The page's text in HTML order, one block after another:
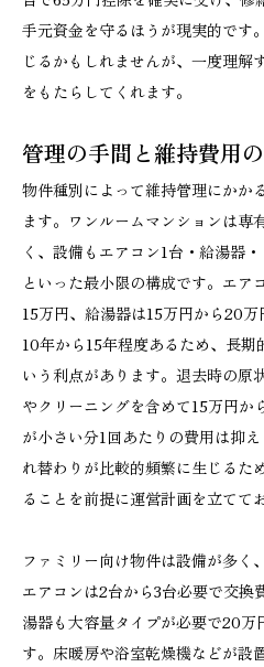
手元資金を守るほうが現実的です
じるかもしれませんが、一度理解
をもたらしてくれます。
管理の手間と維持費用
物件種別によって維持管理にかか
ます。ワンルームマンションは専
く、設備もエアコン1台・給湯器
といった最小限の構成です。エア
15万円、給湯器は15万円から20
10年から15年程度あるため、長期
いう利点があります。退去時の原
やクリーニングを含めて15万円か
が小さい分1回あたりの費用は抑
れ替わりが比較的頻繁に生じるた
ることを前提に運営計画を立てて
ファミリー向け物件は設備が多く
エアコンは2台から3台必要で交
湯器も大容量タイプが必要で20万
す。床暖房や浴室乾燥機などが設